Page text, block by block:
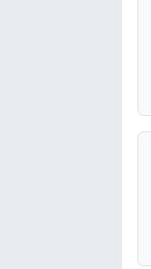
Sokak